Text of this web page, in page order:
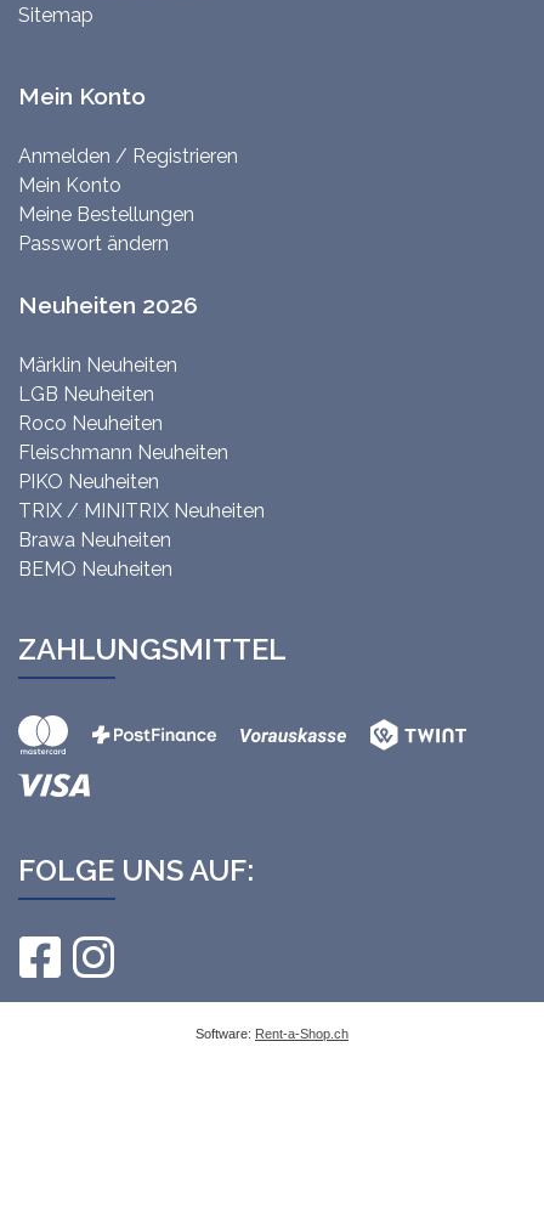
Sitemap
Mein Konto
Anmelden / Registrieren
Mein Konto
Meine Bestellungen
Passwort ändern
Neuheiten 2026
Märklin Neuheiten
LGB Neuheiten
Roco Neuheiten
Fleischmann Neuheiten
PIKO Neuheiten
TRIX / MINITRIX Neuheiten
Brawa Neuheiten
BEMO Neuheiten
ZAHLUNGSMITTEL
FOLGE UNS AUF:
Software: Rent-a-Shop.ch